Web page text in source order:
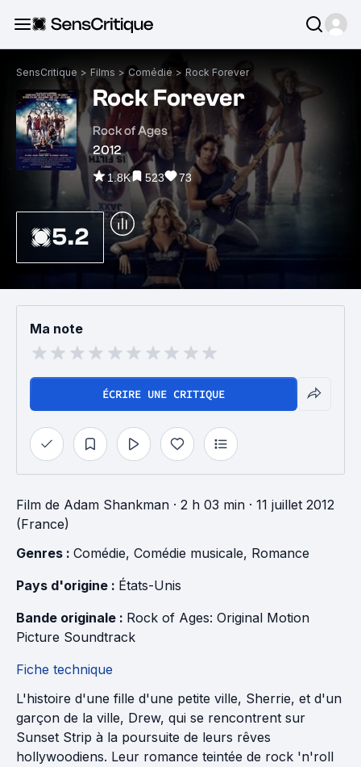
SensCritique > Films > Comédie > Rock Forever
Rock Forever
Rock of Ages
2012
1.8K 523 73
5.2
Ma note
ÉCRIRE UNE CRITIQUE
Film de Adam Shankman · 2 h 03 min · 11 juillet 2012
(France)
Genres : Comédie, Comédie musicale, Romance
Pays d'origine : États-Unis
Bande originale : Rock of Ages: Original Motion
Picture Soundtrack
Fiche technique
L'histoire d'une fille d'une petite ville, Sherrie, et d'un
garçon de la ville, Drew, qui se rencontrent sur
Sunset Strip à la poursuite de leurs rêves
hollywoodiens. Leur romance teintée de rock 'n'roll